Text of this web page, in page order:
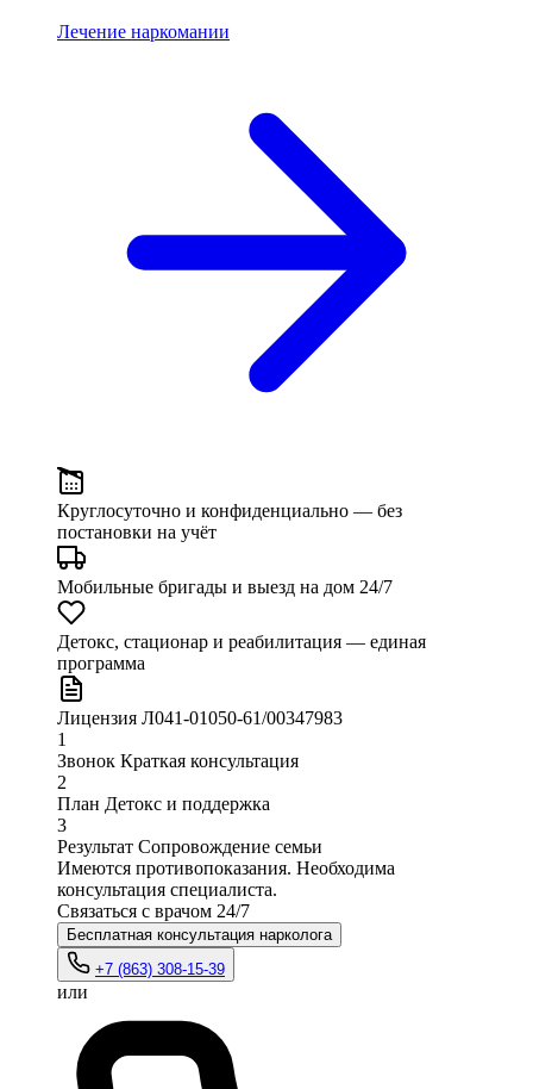
Лечение наркомании
Круглосуточно и конфиденциально — без
постановки на учёт
Мобильные бригады и выезд на дом 24/7
Детокс, стационар и реабилитация — единая
программа
Лицензия Л041-01050-61/00347983
1
Звонок Краткая консультация
2
План Детокс и поддержка
3
Результат Сопровождение семьи
Имеются противопоказания. Необходима
консультация специалиста.
Связаться с врачом 24/7
Бесплатная консультация нарколога
+7 (863) 308-15-39
или